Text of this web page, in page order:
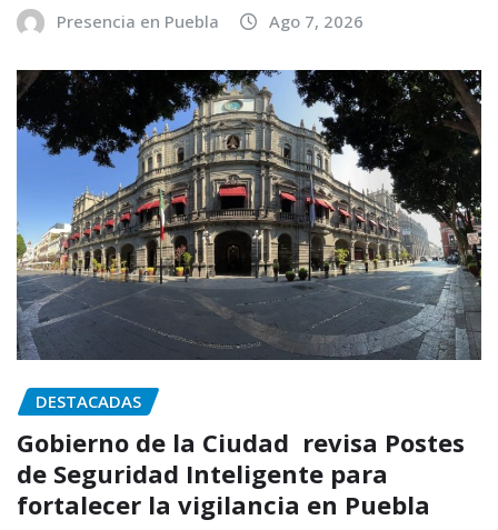
Presencia en Puebla Ago 7, 2026
DESTACADAS
Gobierno de la Ciudad revisa Postes
de Seguridad Inteligente para
fortalecer la vigilancia en Puebla